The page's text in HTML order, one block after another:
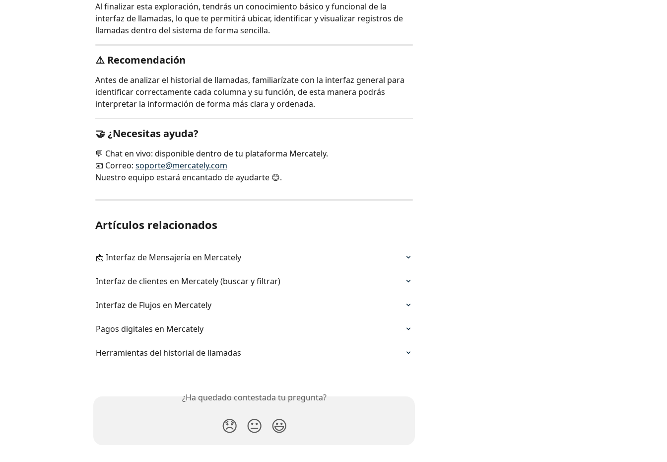
Al finalizar esta exploración, tendrás un conocimiento básico y funcional de la
interfaz de llamadas, lo que te permitirá ubicar, identificar y visualizar registros de
llamadas dentro del sistema de forma sencilla.
⚠️ Recomendación
Antes de analizar el historial de llamadas, familiarízate con la interfaz general para
identificar correctamente cada columna y su función, de esta manera podrás
interpretar la información de forma más clara y ordenada.
🤝 ¿Necesitas ayuda?
💬 Chat en vivo: disponible dentro de tu plataforma Mercately.
📧 Correo: soporte@mercately.com
Nuestro equipo estará encantado de ayudarte 😊.
Artículos relacionados
📩 Interfaz de Mensajería en Mercately
Interfaz de clientes en Mercately (buscar y filtrar)
Interfaz de Flujos en Mercately
Pagos digitales en Mercately
Herramientas del historial de llamadas
¿Ha quedado contestada tu pregunta?
😞 😐 😃